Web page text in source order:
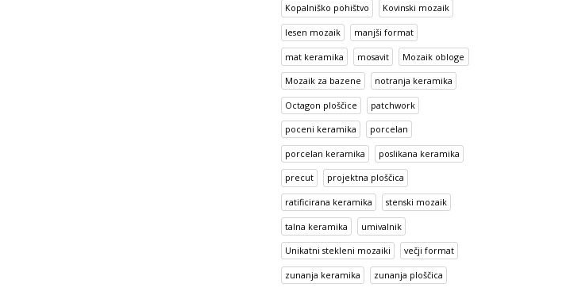
Kopalniško pohištvo Kovinski mozaik
lesen mozaik manjši format
mat keramika mosavit Mozaik obloge
Mozaik za bazene notranja keramika
Octagon ploščice patchwork
poceni keramika porcelan
porcelan keramika poslikana keramika
precut projektna ploščica
ratificirana keramika stenski mozaik
talna keramika umivalnik
Unikatni stekleni mozaiki večji format
zunanja keramika zunanja ploščica